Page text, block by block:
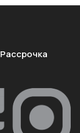
Рассрочка